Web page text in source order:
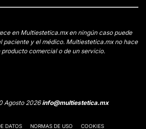
en Multiestetica.mx en ningún caso puede
paciente y el médico. Multiestetica.mx no hace
producto comercial o de un servicio.
Agosto 2026info@multiestetica.mx
DATOS NORMAS DE USO COOKIES